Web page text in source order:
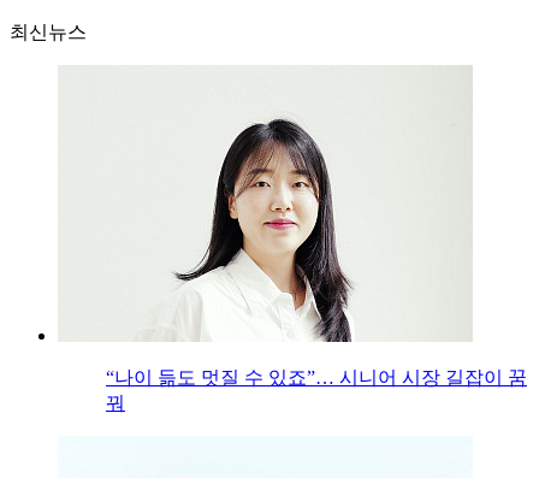
최신뉴스
“나이 듦도 멋질 수 있죠”… 시니어 시장 길잡이 꿈
꿔